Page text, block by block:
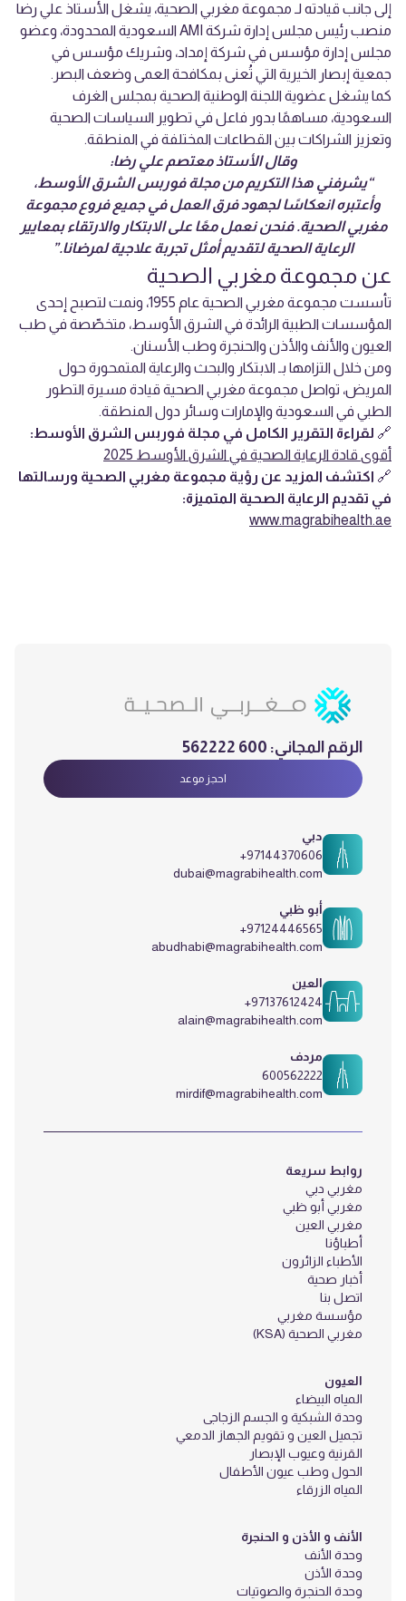
إلى جانب قيادته لـ مجموعة مغربي الصحية، يشغل الأستاذ علي رضا
منصب رئيس مجلس إدارة شركة AMI السعودية المحدودة، وعضو
مجلس إدارة مؤسس في شركة إمداد، وشريك مؤسس في
جمعية إبصار الخيرية التي تُعنى بمكافحة العمى وضعف البصر.
كما يشغل عضوية اللجنة الوطنية الصحية بمجلس الغرف
السعودية، مساهمًا بدور فاعل في تطوير السياسات الصحية
وتعزيز الشراكات بين القطاعات المختلفة في المنطقة.
وقال الأستاذ معتصم علي رضا:
“يشرفني هذا التكريم من مجلة فوربس الشرق الأوسط،
وأعتبره انعكاسًا لجهود فرق العمل في جميع فروع مجموعة
مغربي الصحية. فنحن نعمل معًا على الابتكار والارتقاء بمعايير
الرعاية الصحية لتقديم أمثل تجربة علاجية لمرضانا.”
عن مجموعة مغربي الصحية
تأسست مجموعة مغربي الصحية عام 1955، ونمت لتصبح إحدى
المؤسسات الطبية الرائدة في الشرق الأوسط، متخصّصة في طب
العيون والأنف والأذن والحنجرة وطب الأسنان.
ومن خلال التزامها بـ الابتكار والبحث والرعاية المتمحورة حول
المريض، تواصل مجموعة مغربي الصحية قيادة مسيرة التطور
الطبي في السعودية والإمارات وسائر دول المنطقة.
🔗 لقراءة التقرير الكامل في مجلة فوربس الشرق الأوسط:
أقوى قادة الرعاية الصحية في الشرق الأوسط 2025
🔗 اكتشف المزيد عن رؤية مجموعة مغربي الصحية ورسالتها
في تقديم الرعاية الصحية المتميزة:
www.magrabihealth.ae
الرقم المجاني: 600 562222
احجز موعد
روابط سريعة
مغربي دبي
مغربي أبو ظبي
مغربي العين
أطباؤنا
الأطباء الزائرون
أخبار صحية
اتصل بنا
مؤسسة مغربي
مغربي الصحية (KSA)
العيون
المياه البيضاء
وحدة الشبكية و الجسم الزجاجى
تجميل العين و تقويم الجهاز الدمعي
القرنية وعيوب الإبصار
الحول وطب عيون الأطفال
المياه الزرقاء
الأنف و الأذن و الحنجرة
وحدة الأنف
وحدة الأذن
وحدة الحنجرة والصوتيات
دبي
+97144370606
dubai@magrabihealth.com
أبو ظبي
+97124446565
abudhabi@magrabihealth.com
العين
+97137612424
alain@magrabihealth.com
مردف
600562222
mirdif@magrabihealth.com